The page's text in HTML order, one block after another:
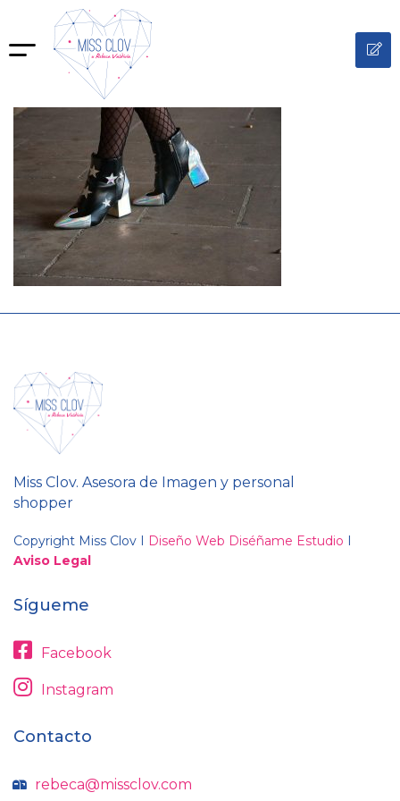
Miss Clov. Asesora de Imagen y personal
shopper
Copyright Miss Clov I Diseño Web Diséñame Estudio I
Aviso Legal
Sígueme
Facebook
Instagram
Contacto
rebeca@missclov.com